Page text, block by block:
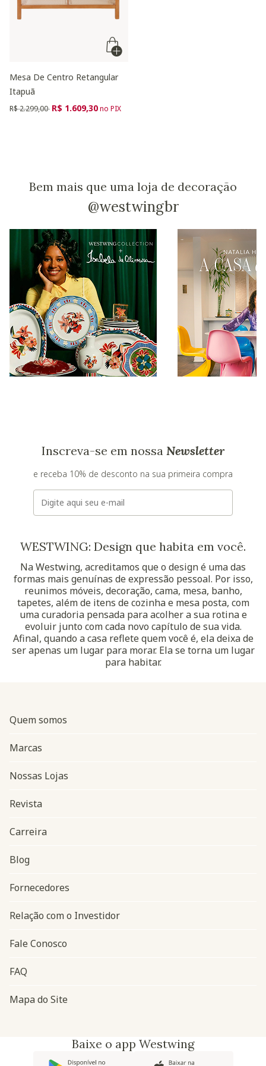
Mesa De Centro Retangular
Itapuã
Preço reduzido de
R$ 2.299,00 para
R$ 1.609,30no PIX
Bem mais que uma loja de decoração
@westwingbr
Inscreva-se em nossa Newsletter
e receba 10% de desconto na sua primeira compra
E-mail
WESTWING: Design que habita em você.
Na Westwing, acreditamos que o design é uma das
formas mais genuínas de expressão pessoal. Por isso,
reunimos móveis, decoração, cama, mesa, banho,
tapetes, além de itens de cozinha e mesa posta, com
uma curadoria pensada para acolher a sua rotina e
evoluir junto com cada novo capítulo de sua vida.
Afinal, quando a casa reflete quem você é, ela deixa de
ser apenas um lugar para morar. Ela se torna um lugar
para habitar.
Navegação do rodapé
Quem somos
Marcas
Nossas Lojas
Revista
Carreira
Blog
Fornecedores
Relação com o Investidor
Fale Conosco
FAQ
Mapa do Site
Baixe o app Westwing